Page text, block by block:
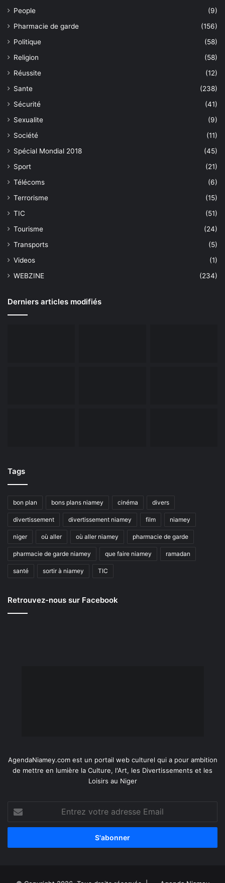
People
(9)
Pharmacie de garde
(156)
Politique
(58)
Religion
(58)
Réussite
(12)
Sante
(238)
Sécurité
(41)
Sexualite
(9)
Société
(11)
Spécial Mondial 2018
(45)
Sport
(21)
Télécoms
(6)
Terrorisme
(15)
TIC
(51)
Tourisme
(24)
Transports
(5)
Videos
(1)
WEBZINE
(234)
Derniers articles modifiés
Tags
bon plan bons plans niamey cinéma divers
divertissement divertissement niamey film niamey
niger où aller où aller niamey pharmacie de garde
pharmacie de garde niamey que faire niamey ramadan
santé sortir à niamey TIC
Retrouvez-nous sur Facebook
AgendaNiamey.com est un portail web culturel qui a pour ambition
de mettre en lumière la Culture, l'Art, les Divertissements et les
Loisirs au Niger
votre
adresse